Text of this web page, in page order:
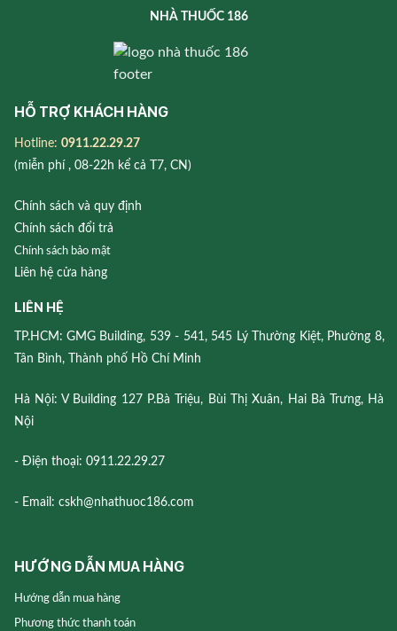
NHÀ THUỐC 186
HỖ TRỢ KHÁCH HÀNG
Hotline: 0911.22.29.27
(miễn phí , 08-22h kể cả T7, CN)
Chính sách và quy định
Chính sách đổi trả
Chính sách bảo mật
Liên hệ cửa hàng
LIÊN HỆ
TP.HCM: GMG Building, 539 - 541, 545 Lý Thường Kiệt, Phường 8,
Tân Bình, Thành phố Hồ Chí Minh
Hà Nội: V Building 127 P.Bà Triệu, Bùi Thị Xuân, Hai Bà Trưng, Hà
Nội
- Điện thoại: 0911.22.29.27
- Email: cskh@nhathuoc186.com
HƯỚNG DẪN MUA HÀNG
Hướng dẫn mua hàng
Phương thức thanh toán